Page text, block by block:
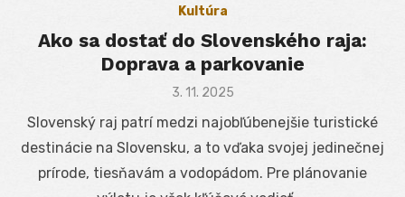
Kultúra
Ako sa dostať do Slovenského raja:
Doprava a parkovanie
Posted
3. 11. 2025
Slovenský raj patrí medzi najobľúbenejšie turistické
destinácie na Slovensku, a to vďaka svojej jedinečnej
prírode, tiesňavám a vodopádom. Pre plánovanie